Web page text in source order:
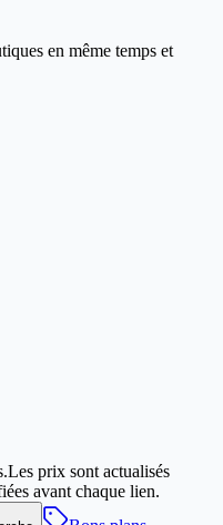
en même temps et
Les prix sont actualisés
avant chaque lien.